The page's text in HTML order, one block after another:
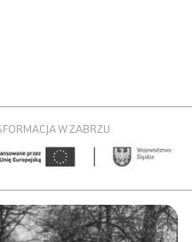
W ZABRZU